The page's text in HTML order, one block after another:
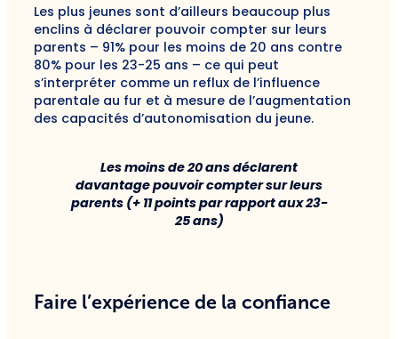
Les plus jeunes sont d’ailleurs beaucoup plus
enclins à déclarer pouvoir compter sur leurs
parents – 91% pour les moins de 20 ans contre
80% pour les 23-25 ans – ce qui peut
s’interpréter comme un reflux de l’influence
parentale au fur et à mesure de l’augmentation
des capacités d’autonomisation du jeune.
Les moins de 20 ans déclarent
davantage pouvoir compter sur leurs
parents (+ 11 points par rapport aux 23-
25 ans)
Faire l’expérience de la confiance